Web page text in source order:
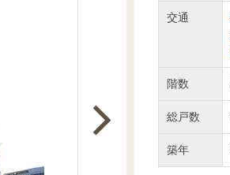
住宅ローンシミュレーション
交通
階数
総戸数
築年